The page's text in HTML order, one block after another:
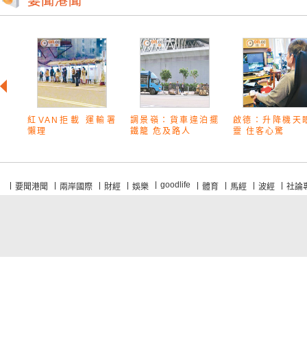
紅VAN拒載 運輸署
懶理
調景嶺：貨車違泊擺
鐵籠 危及路人
啟德：升降機天
靈 住客心驚
要聞港聞 兩岸國際 財經 娛樂 goodlife 體育 馬經 波經 社論